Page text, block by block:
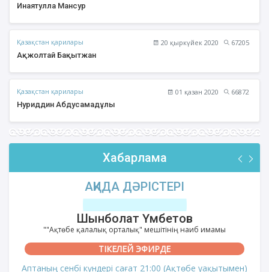
Инаятулла Мансур
Қазақстан қарилары 20 қыркүйек 2020
67205
Ақжолтай Бақытжан
Қазақстан қарилары 01 қазан 2020
66872
Нуриддин Абдусамадұлы
Хабарлама
АҚИДА ДӘРІСТЕРІ
Шынболат Үмбетов
""Ақтөбе қалалық орталық" мешітінің наиб имамы
ТІКЕЛЕЙ ЭФИРДЕ
Аптаның сенбі күндері сағат 21:00 (Ақтөбе уақытымен)